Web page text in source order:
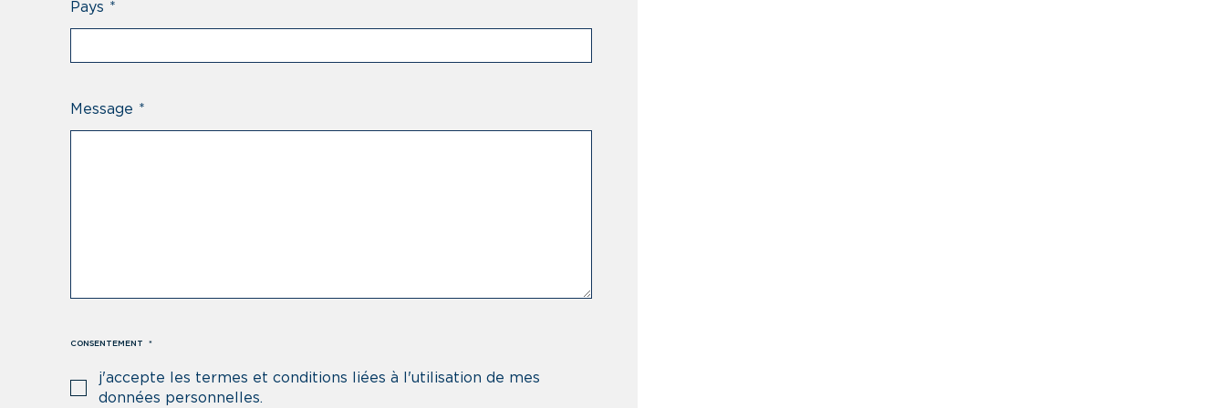
Pays *
Message *
CONSENTEMENT *
j'accepte les termes et conditions liées à l'utilisation de mes
données personnelles.